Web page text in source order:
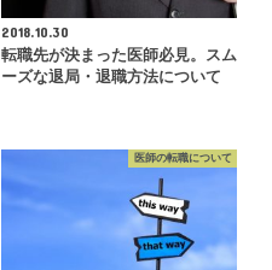
2018.10.30
転職先が決まった医師必見。スム
ーズな退局・退職方法について
医師の転職について